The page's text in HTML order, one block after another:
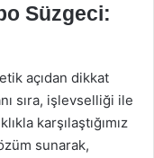
Süzgeci:
açıdan dikkat
sıra, işlevselliği ile
karşılaştığımız
sunarak,